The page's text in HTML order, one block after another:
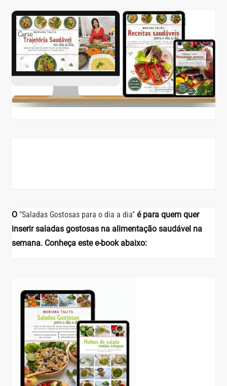
O "Saladas Gostosas para o dia a dia" é para quem quer
inserir saladas gostosas na alimentação saudável na
semana. Conheça este e-book abaixo: